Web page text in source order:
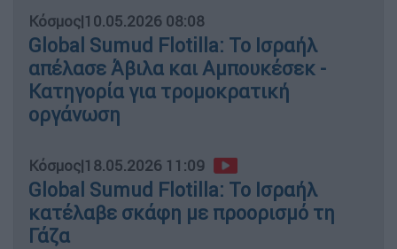
Κόσμος|10.05.2026 08:08
Global Sumud Flotilla: Το Ισραήλ
απέλασε Άβιλα και Αμπουκέσεκ -
Κατηγορία για τρομοκρατική
οργάνωση
Κόσμος|18.05.2026 11:09
Global Sumud Flotilla: Το Ισραήλ
κατέλαβε σκάφη με προορισμό τη
Γάζα